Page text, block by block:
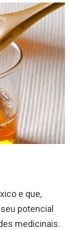
e que,
potencial
medicinais.